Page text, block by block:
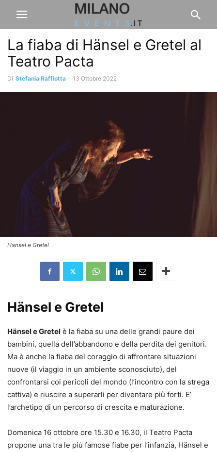
La fiaba di Hänsel e Gretel al
Teatro Pacta
Di Stefania Raffiotta - 13 Ottobre 2022
Hansel e Gretel
Hänsel e Gretel
Hänsel e Gretel è la fiaba su una delle grandi paure dei
bambini, quella dell’abbandono e della perdita dei genitori.
Ma è anche la fiaba del coraggio di affrontare situazioni
nuove (il viaggio in un ambiente sconosciuto), del
confrontarsi coi pericoli del mondo (l’incontro con la strega
cattiva) e riuscire a superarli per diventare più forti. E’
l’archetipo di un percorso di crescita e maturazione.
Domenica 16 ottobre ore 15.30 e 16.30, il Teatro Pacta
propone una tra le più famose fiabe per l’infanzia, Hänsel e